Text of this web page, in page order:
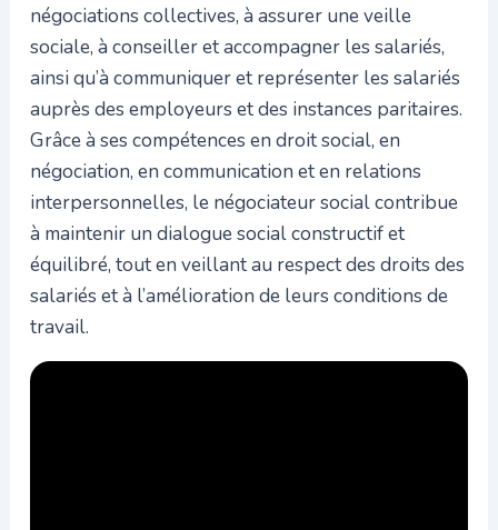
négociations collectives, à assurer une veille
sociale, à conseiller et accompagner les salariés,
ainsi qu’à communiquer et représenter les salariés
auprès des employeurs et des instances paritaires.
Grâce à ses compétences en droit social, en
négociation, en communication et en relations
interpersonnelles, le négociateur social contribue
à maintenir un dialogue social constructif et
équilibré, tout en veillant au respect des droits des
salariés et à l’amélioration de leurs conditions de
travail.